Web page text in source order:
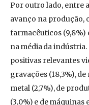
Por outro lado, entre
avanço na produção,
farmacêuticos
na média da
positivas relevantes
gravações (18,3%),
metal (2,7%), de
(3,0%) e de máquinas